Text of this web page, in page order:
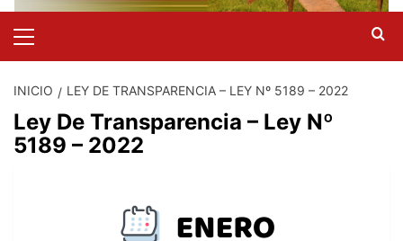
INICIO LEY DE TRANSPARENCIA – LEY Nº 5189 – 2022
Ley De Transparencia – Ley Nº
5189 – 2022